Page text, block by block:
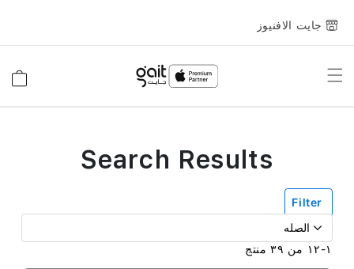
جايت الافنيوز
Toggle
Filter
١-١٢ من ٣٩ منتج
Search Results